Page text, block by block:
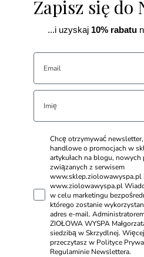
Zapisz się do
...i uzyskaj10% rabatu
Chcę otrzymywać
handlowe o promocjach w
artykułach na blogu, nowych
związanych z serwisem
www.sklep.ziolowawyspa.pl i
www.ziolowawyspa.pl
w celu marketingu
którego zostanie
adres e-mail.
ZIOŁOWA WYSPA
siedzibą w Skrzydlnej.
przeczytasz w Polityce
Regulaminie Newslettera.